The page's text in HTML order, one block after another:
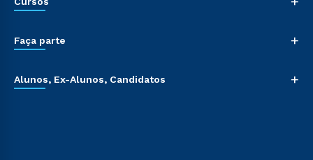
Faça parte +
Alunos, Ex-Alunos, Candidatos +